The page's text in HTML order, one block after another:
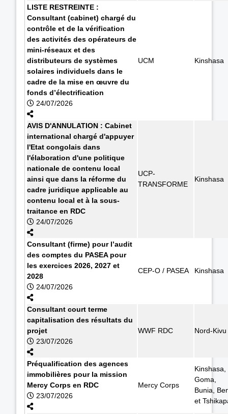
LISTE RESTREINTE :
Consultant (cabinet) chargé du
contrôle et de la vérification
des activités des opérateurs de
mini-réseaux et des
distributeurs de systèmes
solaires individuels dans le
cadre de la mise en œuvre du
fonds d’électrification
24/07/2026
UCM Kinshasa
AVIS D'ANNULATION : Cabinet
international chargé d'appuyer
l'Etat congolais dans
l'élaboration d'une politique
nationale de contenu local
ainsi que dans la réforme du
cadre juridique applicable au
contenu local et à la sous-
traitance en RDC
24/07/2026
UCP-
TRANSFORME
Kinshasa
Consultant (firme) pour l’audit
des comptes du PASEA pour
les exercices 2026, 2027 et
2028
24/07/2026
CEP-O / PASEA Kinshasa
Consultant court terme
capitalisation des résultats du
projet
23/07/2026
WWF RDC Nord-Kivu
Préqualification des agences
immobilières pour la mission
Mercy Corps en RDC
23/07/2026
Mercy Corps
Kinshasa,
Goma,
Bunia,
et